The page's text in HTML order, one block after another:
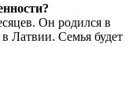
Он родился в
Латвии. Семья будет